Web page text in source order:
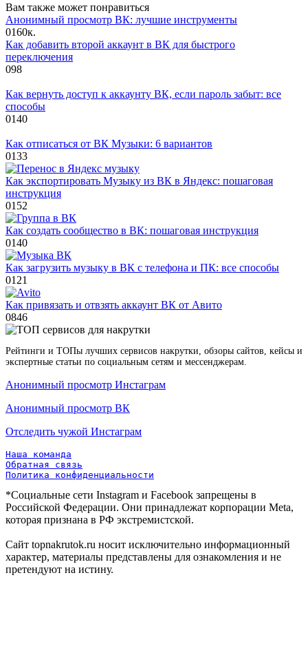
Вам также может понравиться
Анонимный просмотр ВК: лучшие инструменты
0160к.
Как добавить второй аккаунт в ВК для быстрого
переключения
098
Как вернуть доступ к аккаунту ВК, если пароль забыт: все
способы
0140
Как отписаться от ВК Музыки: 6 вариантов
0133
Как экспортировать Музыку из ВК в Яндекс: пошаговая
инструкция
0152
Как создать сообщество в ВК: пошаговая инструкция
0140
Как загрузить музыку в ВК с телефона и ПК: все способы
0121
Как привязать и отвзять аккаунт ВК от Авито
0846
Рейтинги и ТОПы лучших сервисов накрутки, обзоры сайтов, кейсы и
экспертные статьи по социальным сетям и мессенджерам.
Анонимный просмотр Инстаграм
Анонимный просмотр ВК
Отследить чужой Инстаграм
Наша команда
Обратная связь
Политика конфиденциальности
*Социальные сети Instagram и Facebook запрещены в
Российской Федерации. Они принадлежат корпорации Meta,
которая признана в РФ экстремистской.
Сайт topnakrutok.ru носит исключительно информационный
характер, материалы представлены для ознакомления и не
претендуют на истину.